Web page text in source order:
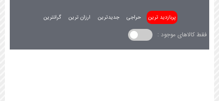
پربازدید ترین حراجی جدیدترین ارزان ترین گرانترین
فقط کالاهای موجود :